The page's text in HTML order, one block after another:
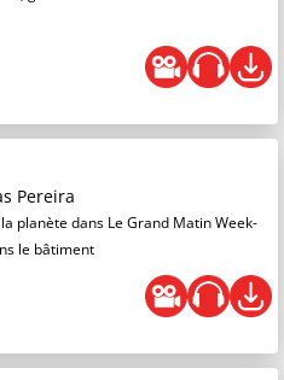
Pereira
planète dans Le Grand Matin Week-
le bâtiment